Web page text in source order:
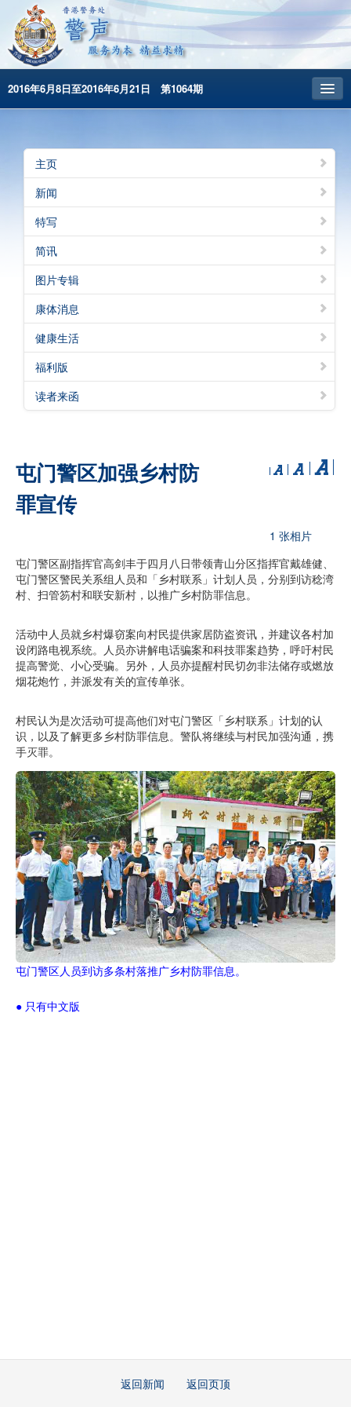
2016年6月8日至2016年6月21日 第1064期
昔日警声
警务处主页
繁體版
English
主页
新闻
特写
简讯
图片专辑
康体消息
健康生活
福利版
读者来函
屯门警区加强乡村防
罪宣传
1 张相片
屯门警区副指挥官高剑丰于四月八日带领青山分区指挥官戴雄健、
屯门警区警民关系组人员和「乡村联系」计划人员，分别到访稔湾
村、扫管笏村和联安新村，以推广乡村防罪信息。
活动中人员就乡村爆窃案向村民提供家居防盗资讯，并建议各村加
设闭路电视系统。人员亦讲解电话骗案和科技罪案趋势，呼吁村民
提高警觉、小心受骗。另外，人员亦提醒村民切勿非法储存或燃放
烟花炮竹，并派发有关的宣传单张。
村民认为是次活动可提高他们对屯门警区「乡村联系」计划的认
识，以及了解更多乡村防罪信息。警队将继续与村民加强沟通，携
手灭罪。
屯门警区人员到访多条村落推广乡村防罪信息。
● 只有中文版
返回新闻 返回页顶